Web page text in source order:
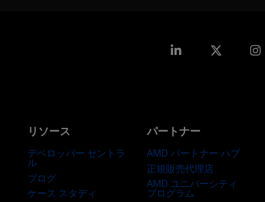
Linkedin
リソース
デベロッパー セントラ
ル
ブログ
ケース スタディ
パートナー
AMD パートナー ハブ
正規販売代理店
AMD ユニバーシティ
プログラム